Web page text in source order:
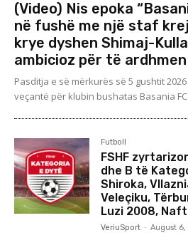
(Video) Nis epoka
në fushë me një staf
krye dyshen Shimaj-
ambicioz për të ardhmen
Pasditja e së mërkurës së 5 gushtit
veçantë për klubin bushatas Basania
Futboll
FSHF
dhe B të
Shiroka,
Veleçiku,
Luzi 2008,
VeriuSport - August